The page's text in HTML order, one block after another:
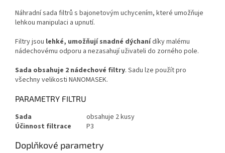
Náhradní sada filtrů s bajonetovým uchycením, které umožňuje
lehkou manipulaci a upnutí.
Filtry jsou lehké, umožňují snadné dýchanídíky malému
nádechovému odporu a nezasahují uživateli do zorného pole.
Sada obsahuje 2 nádechové filtry. Sadu lze použít pro
všechny velikosti NANOMASEK.
PARAMETRY FILTRU
Sada
obsahuje 2 kusy
Účinnost filtrace
P3
Doplňkové parametry